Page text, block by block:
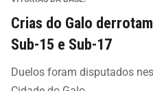
Crias do Galo
Sub-15 e Sub-17
Duelos foram disputados